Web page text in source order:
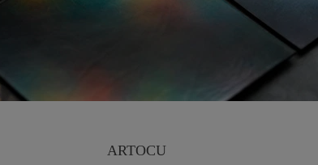
ARTOCU